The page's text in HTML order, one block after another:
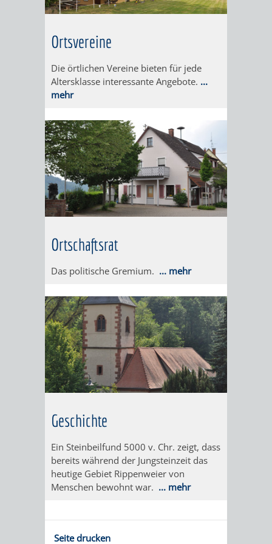
DATEN
ZAHLEN
BILDUNG
KINDERBETREUUNG
KINDERTAGESPFLEGE
KINDERKRIPPEN
KINDERTAGESSTÄTTEN
"KINDER
SCHÜTZEN
-
KINDER
STÄRKEN"
VORMERKVERFAHREN
FÜR
PLATZVERGABE
FERIENANGEBOTE
TIPPS
SCHULEN
SCHULARTEN
HORTE
GRUNDSCHULBETREUUNG
/
FERIENBETREUUNG
SCHULSOZIALARBEIT
INKLUSION
STADTBIBLIOTHEK
A
Z
AUSLEIHE
FREIZEIT
VERANSTALTUNGSKALENDER
JÄHRLICHE
HIGHLIGHTS
KERWE
SOMMERTAGSZUG
FESTE
IN
DEN
„WOINEMWEINHEIMER
Ortsvereine
Die örtlichen Vereine bieten für jede
Altersklasse interessante Angebote. ...
mehr
Ortschaftsrat
Das politische Gremium. ... mehr
Geschichte
Ein Steinbeilfund 5000 v. Chr. zeigt, dass
bereits während der Jungsteinzeit das
heutige Gebiet Rippenweier von
Menschen bewohnt war. ... mehr
Seite drucken